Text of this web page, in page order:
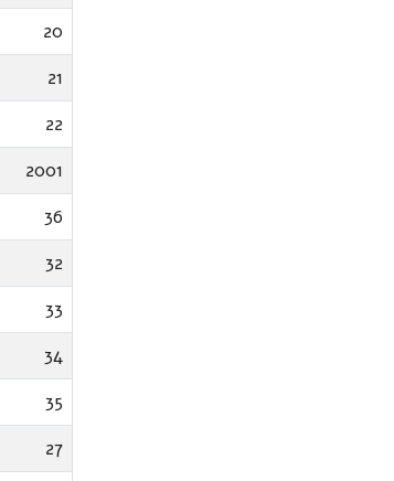
20
21
22
2001
36
32
33
34
35
27